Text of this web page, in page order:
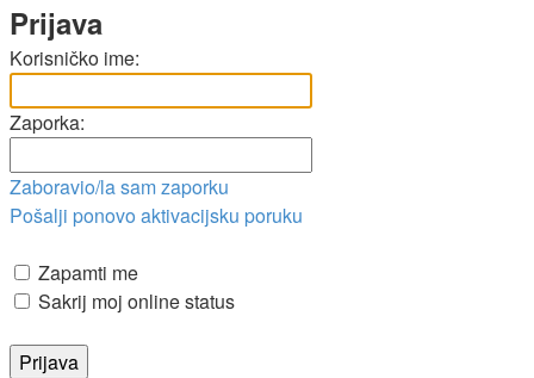
Prijava
Korisničko ime:
Zaporka:
Zaboravio/la sam zaporku
Pošalji ponovo aktivacijsku poruku
Zapamti me
Sakrij moj online status